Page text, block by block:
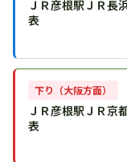
ＪＲ彦根駅ＪＲ長
表
下り（大阪方面）
ＪＲ彦根駅ＪＲ京
表